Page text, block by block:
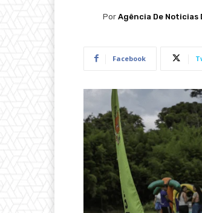
Por Agência De
Facebook